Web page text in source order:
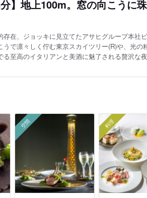
分】地上100m。窓の向こうに
存在、ジョッキに見立てたアサヒグループ本社
うで凛々しく佇む東京スカイツリー(R)や、光
至高のイタリアンと美酒に魅了される贅沢な夜
空間 料理